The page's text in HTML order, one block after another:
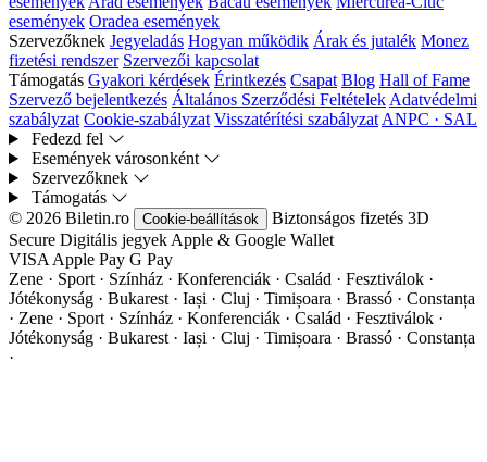
események Oradea események
Szervezőknek Jegyeladás Hogyan működik Árak és jutalék Monez
fizetési rendszer Szervezői kapcsolat
Támogatás Gyakori kérdések Érintkezés Csapat Blog Hall of Fame
Szervező bejelentkezés Általános Szerződési Feltételek Adatvédelmi
szabályzat Cookie-szabályzat Visszatérítési szabályzat ANPC · SAL
Fedezd fel
Események városonként
Szervezőknek
Támogatás
© 2026 Biletin.ro
Cookie-beállítások Biztonságos fizetés 3D
Secure Digitális jegyek Apple & Google Wallet
VISA Apple Pay G Pay
Zene · Sport · Színház · Konferenciák · Család · Fesztiválok ·
Jótékonyság · Bukarest · Iași · Cluj · Timișoara · Brassó · Constanța
· Zene · Sport · Színház · Konferenciák · Család · Fesztiválok ·
Jótékonyság · Bukarest · Iași · Cluj · Timișoara · Brassó · Constanța
·